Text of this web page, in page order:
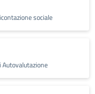
sociale
Autovalutazione